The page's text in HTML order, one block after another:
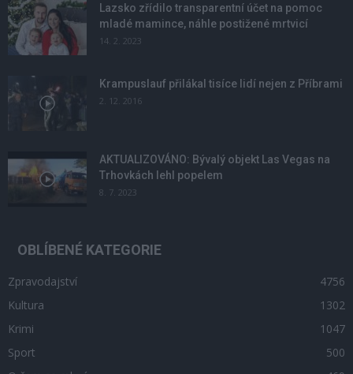
Lazsko zřídilo transparentní účet na pomoc
mladé mamince, náhle postižené mrtvicí
14. 2. 2023
Krampuslauf přilákal tisíce lidí nejen z Příbrami
2. 12. 2016
AKTUALIZOVÁNO: Bývalý objekt Las Vegas na
Trhovkách lehl popelem
8. 7. 2023
OBLÍBENÉ KATEGORIE
Zpravodajství
4756
Kultura
1302
Krimi
1047
Sport
500